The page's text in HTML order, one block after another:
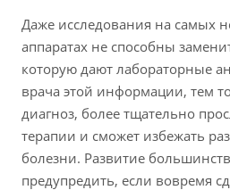
Даже исследования на самых
аппаратах не способны
которую дают лабораторные
врача этой информации, тем
диагноз, более тщательно
терапии и сможет избежать
болезни. Развитие
предупредить, если вовремя